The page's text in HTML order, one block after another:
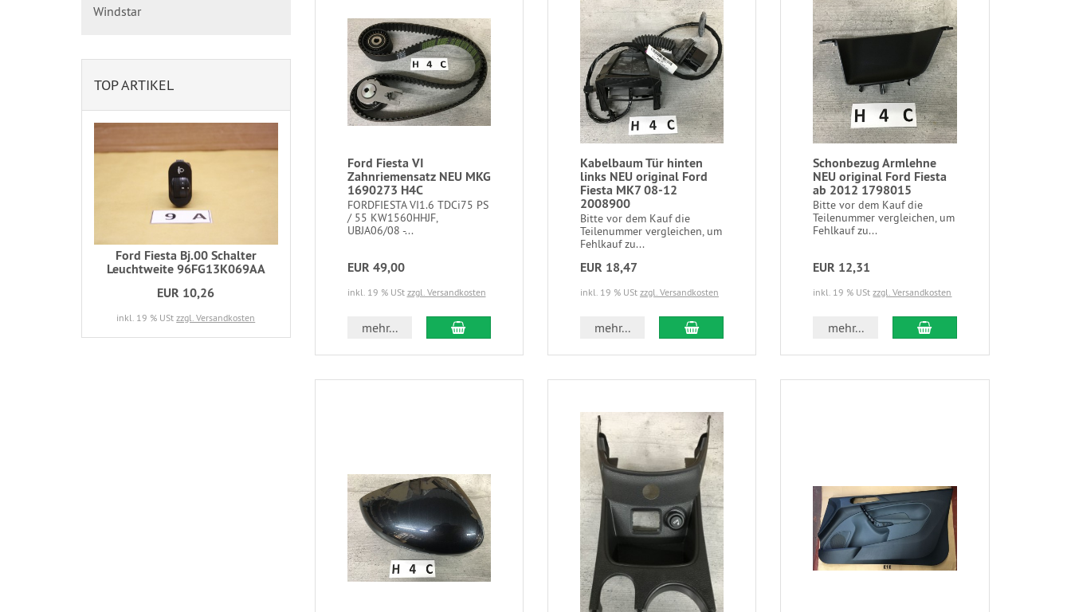
Ford Fiesta VI
Zahnriemensatz NEU MKG
1690273 H4C
FORDFIESTA VI1.6 TDCi75 PS
/ 55 KW1560HHJF,
UBJA06/08 -...
EUR 49,00
inkl. 19 % USt zzgl. Versandkosten
mehr...
Kabelbaum Tür hinten
links NEU original Ford
Fiesta MK7 08-12
2008900
Bitte vor dem Kauf die
Teilenummer vergleichen, um
Fehlkauf zu...
EUR 18,47
inkl. 19 % USt zzgl. Versandkosten
mehr...
Schonbezug Armlehne
NEU original Ford Fiesta
ab 2012 1798015
Bitte vor dem Kauf die
Teilenummer vergleichen, um
Fehlkauf zu...
EUR 12,31
inkl. 19 % UStzzgl. Versandkosten
mehr...
Windstar
TOP ARTIKEL
Ford Fiesta Bj.00 Schalter
Leuchtweite 96FG13K069AA
EUR 10,26
inkl. 19 % UStzzgl. Versandkosten